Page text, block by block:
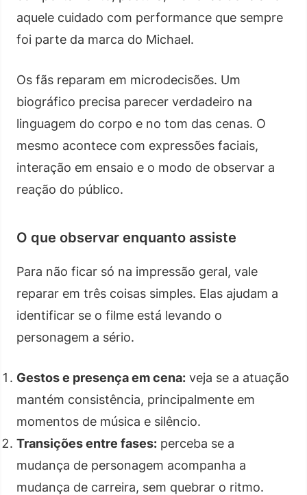
aquele cuidado com performance que sempre
foi parte da marca do Michael.
Os fãs reparam em microdecisões. Um
biográfico precisa parecer verdadeiro na
linguagem do corpo e no tom das cenas. O
mesmo acontece com expressões faciais,
interação em ensaio e o modo de observar a
reação do público.
O que observar enquanto assiste
Para não ficar só na impressão geral, vale
reparar em três coisas simples. Elas ajudam a
identificar se o filme está levando o
personagem a sério.
Gestos e presença em cena: veja se a atuação
mantém consistência, principalmente em
momentos de música e silêncio.
Transições entre fases: perceba se a
mudança de personagem acompanha a
mudança de carreira, sem quebrar o ritmo.